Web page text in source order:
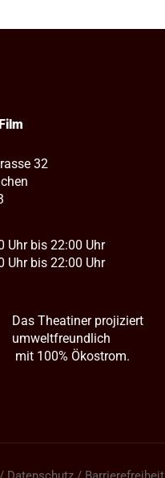
32
Uhr bis 22:00 Uhr
Uhr bis 22:00 Uhr
Das Theatiner projiziert
umweltfreundlich
mit 100% Ökostrom.